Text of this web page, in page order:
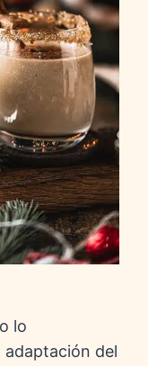
lo
adaptación del